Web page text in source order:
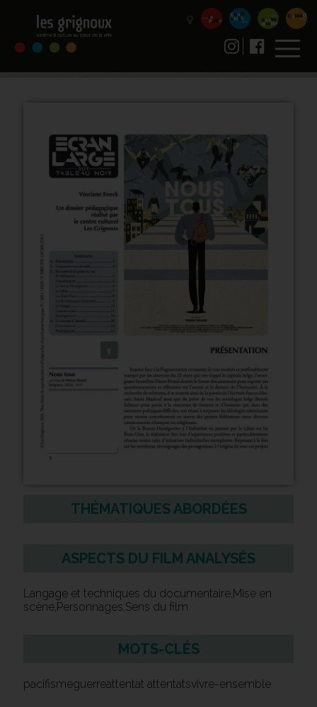
THÉMATIQUES ABORDÉES
ASPECTS DU FILM ANALYSÉS
Langage et techniques du documentaire,Mise en
scène,Personnages,Sens du film
MOTS-CLÉS
pacifismeguerreattentat attentatsvivre-ensemble